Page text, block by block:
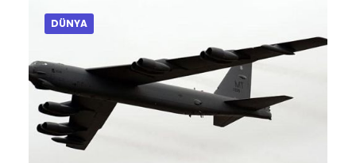
DÜNYA